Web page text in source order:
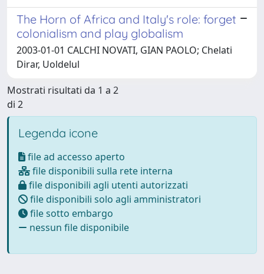
The Horn of Africa and Italy's role: forget
colonialism and play globalism
2003-01-01 CALCHI NOVATI, GIAN PAOLO; Chelati
Dirar, Uoldelul
Mostrati risultati da 1 a 2
di 2
Legenda icone
file ad accesso aperto
file disponibili sulla rete interna
file disponibili agli utenti autorizzati
file disponibili solo agli amministratori
file sotto embargo
nessun file disponibile